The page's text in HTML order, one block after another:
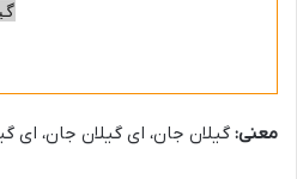
معنی: گیلان جان، ای گیلان جان، ای